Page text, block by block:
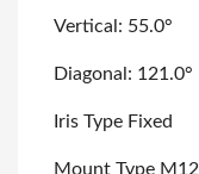
Vertical: 55.0°
Diagonal: 121.0°
Iris Type Fixed
Mount Type M12